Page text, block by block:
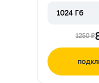
1024 Гб
1250 ₽